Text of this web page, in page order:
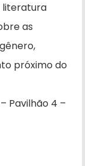
literatura
as
próximo do
Pavilhão 4 –